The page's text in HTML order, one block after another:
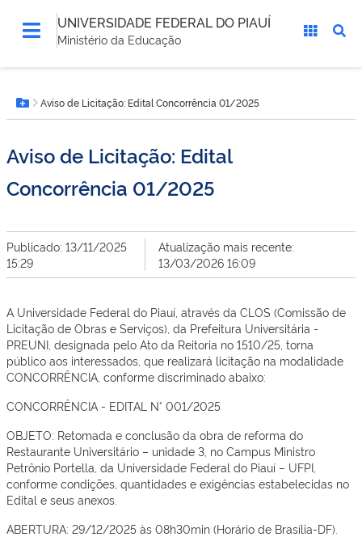
UNIVERSIDADE FEDERAL DO PIAUÍ
Ministério da Educação
está
aqui:Botão Menu
Aviso de Licitação: Edital Concorrência 01/2025
Aviso de Licitação: Edital
Concorrência 01/2025
Publicado: 13/11/2025
15:29
Atualização mais recente:
13/03/2026 16:09
A Universidade Federal do Piauí, através da CLOS (Comissão de
Licitação de Obras e Serviços), da Prefeitura Universitária -
PREUNI, designada pelo Ato da Reitoria no 1510/25, torna
público aos interessados, que realizará licitação na modalidade
CONCORRÊNCIA, conforme discriminado abaixo:
CONCORRÊNCIA - EDITAL N° 001/2025
OBJETO: Retomada e conclusão da obra de reforma do
Restaurante Universitário – unidade 3, no Campus Ministro
Petrônio Portella, da Universidade Federal do Piauí – UFPI,
conforme condições, quantidades e exigências estabelecidas no
Edital e seus anexos.
ABERTURA: 29/12/2025 às 08h30min (Horário de Brasília-DF).